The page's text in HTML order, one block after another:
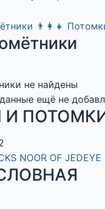
👨‍👩‍👧
не найдены
ещё не
И
NOOR OF JEDEYE